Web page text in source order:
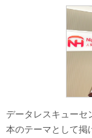
データレスキューセ
本のテーマとして掲
よくある
データ復旧
データ復